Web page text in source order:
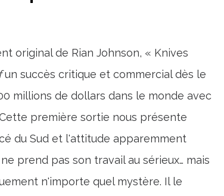
original de Rian Johnson, « Knives
un succès critique et commercial dès le
millions de dollars dans le monde avec
première sortie nous présente
du Sud et l'attitude apparemment
prend pas son travail au sérieux… mais
n'importe quel mystère. Il le